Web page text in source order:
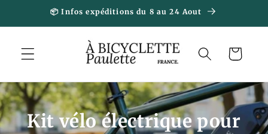
passer
au
📦 Infos expéditions du 8 au 24 Aout
Panier
Kit vélo électrique pour